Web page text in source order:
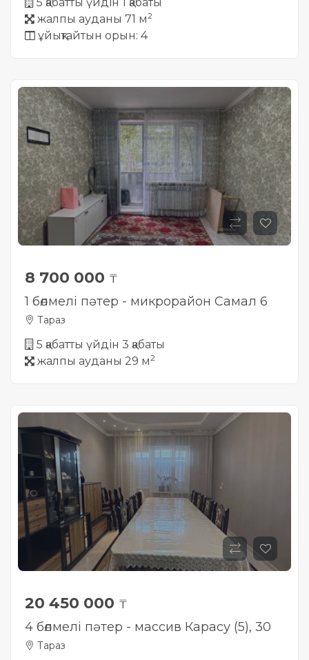
жалпы ауданы 71 м2
ұйықтайтын орын: 4
8 700 000 ₸
1 бөлмелі пәтер - микрорайон Самал 6
Тараз
5 қабатты үйдін 3 қабаты
жалпы ауданы 29 м2
20 450 000 ₸
4 бөлмелі пәтер - массив Карасу (5), 30
Тараз